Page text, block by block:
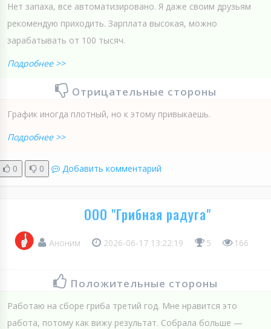
Нет запаха, все автоматизировано. Я даже своим друзьям
рекомендую приходить. Зарплата высокая, можно
зарабатывать от 100 тысяч.
Подробнее >>
Отрицательные стороны
График иногда плотный, но к этому привыкаешь.
Подробнее >>
0 0 Добавить комментарий
ООО "Грибная радуга"
Аноним 2026-06-17 13:22:19 5 166
Положительные стороны
Работаю на сборе гриба третий год. Мне нравится это
работа, потому как вижу результат. Собрала больше —